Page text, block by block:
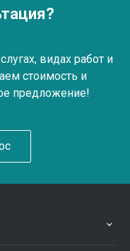
видах работ и
стоимость и
предложение!